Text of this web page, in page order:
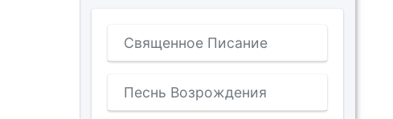
Священное Писание
Песнь Возрождения